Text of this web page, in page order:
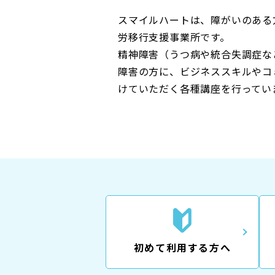
スマイルハートは、障がいのあ
労移行支援事業所です。
精神障害（うつ病や統合失調症
障害の方に、ビジネススキルや
けていただく各種講座を行ってい
初めて利用する方へ